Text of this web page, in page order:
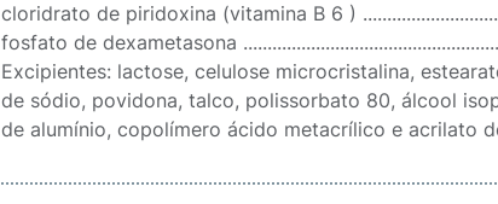
cloridrato de piridoxina (vitamina B 6 )
fosfato de dexametasona
Excipientes: lactose, celulose microcristalina,
de sódio, povidona, talco, polissorbato 80, álcool
de alumínio, copolímero ácido metacrílico e acrilato